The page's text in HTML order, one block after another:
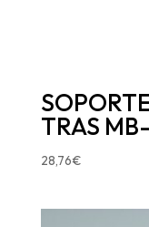
TRAS
28,76€